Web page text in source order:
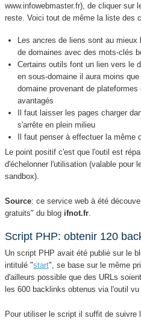
www.infowebmaster.fr), de cliquer sur
reste. Voici tout de même la liste des
Les ancres de liens sont au
de domaines avec des mots-clés
Certains outils font un lien vers le
en sous-domaine il aura moins
domaine provenant de
avantagés
Il faut laisser les pages charger
s'arrête en plein milieu
Il faut penser à effectuer la même
Le point positif c'est que l'outil est
d'échelonner l'utilisation (valable pour
sandbox).
Source: ce service web à été
gratuits" du blog ifnot.fr
Script PHP: obtenir 120
Un script PHP avait été publié sur le
intitulé "start", se base sur le même
d'ailleurs possible que des URLs
les 600 backlinks obtenus via l'outil
Pour utiliser le script il suffit de suivre